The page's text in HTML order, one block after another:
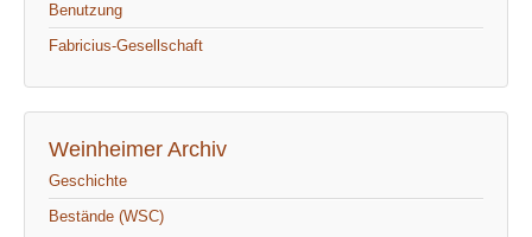
Benutzung
Fabricius-Gesellschaft
Weinheimer Archiv
Geschichte
Bestände (WSC)